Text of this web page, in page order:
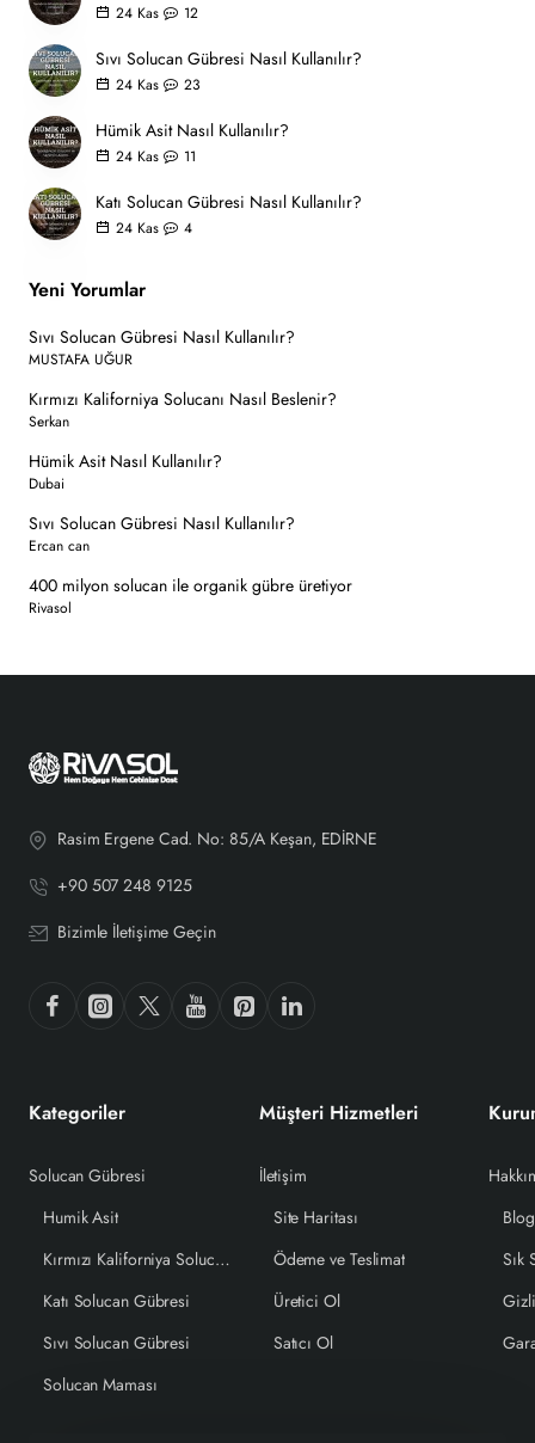
24 Kas 12
Sıvı Solucan Gübresi Nasıl Kullanılır?
24 Kas 23
Hümik Asit Nasıl Kullanılır?
24 Kas 11
Katı Solucan Gübresi Nasıl Kullanılır?
24 Kas 4
Yeni Yorumlar
Sıvı Solucan Gübresi Nasıl Kullanılır?
MUSTAFA UĞUR
Kırmızı Kaliforniya Solucanı Nasıl Beslenir?
Serkan
Hümik Asit Nasıl Kullanılır?
Dubai
Sıvı Solucan Gübresi Nasıl Kullanılır?
Ercan can
400 milyon solucan ile organik gübre üretiyor
Rivasol
Rasim Ergene Cad. No: 85/A Keşan, EDİRNE
+90 507 248 9125
Bizimle İletişime Geçin
Kategoriler
Solucan Gübresi
Humik Asit
Kırmızı Kaliforniya Solucanı
Katı Solucan Gübresi
Sıvı Solucan Gübresi
Solucan Maması
Müşteri Hizmetleri
İletişim
Site Haritası
Ödeme ve Teslimat
Üretici Ol
Satıcı Ol
Blog
Sık